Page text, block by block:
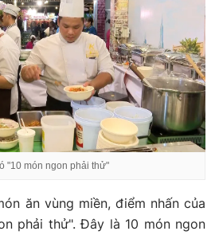
"10 món ngon phải thử"
ăn vùng miền, điểm nhấn của
phải thử". Đây là 10 món ngon